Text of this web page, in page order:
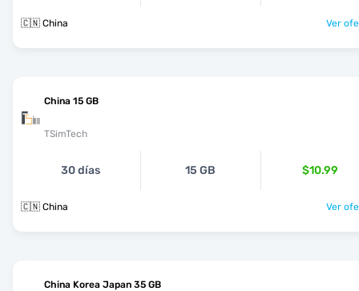
🇨🇳 China Ver
China 15 GB
TSimTech
30 días 15 GB $10.99
🇨🇳 China Ver
China Korea Japan 35 GB